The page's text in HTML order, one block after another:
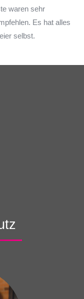
waren sehr
Es hat alles
selbst.